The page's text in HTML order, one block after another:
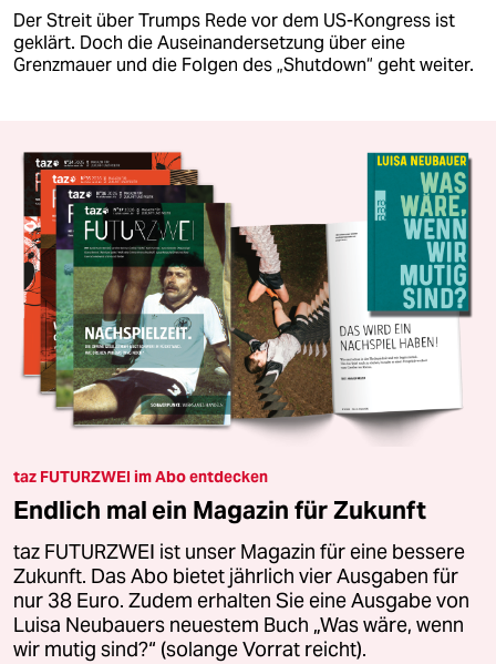
Der Streit über Trumps Rede vor dem US-Kongress ist
geklärt. Doch die Auseinandersetzung über eine
Grenzmauer und die Folgen des „Shutdown“ geht weiter.
taz FUTURZWEI im Abo entdecken
Endlich mal ein Magazin für Zukunft
taz FUTURZWEI ist unser Magazin für eine bessere
Zukunft. Das Abo bietet jährlich vier Ausgaben für
nur 38 Euro. Zudem erhalten Sie eine Ausgabe von
Luisa Neubauers neuestem Buch „Was wäre, wenn
wir mutig sind?“ (solange Vorrat reicht).